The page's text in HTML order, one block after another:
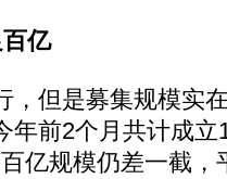
亿
但是募集规模实
年前2个月共计成
亿规模仍差一截，